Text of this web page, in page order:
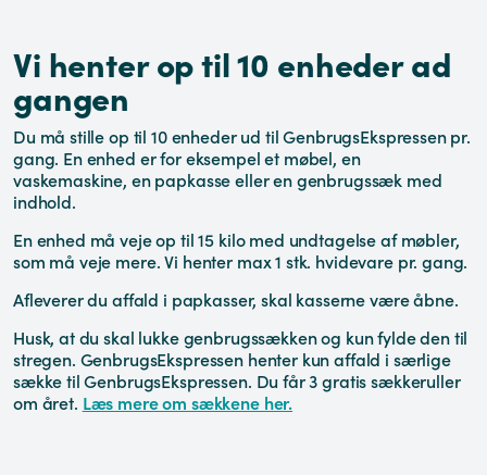
Vi henter op til 10 enheder ad
gangen
Du må stille op til 10 enheder ud til GenbrugsEkspressen pr.
gang. En enhed er for eksempel et møbel, en
vaskemaskine, en papkasse eller en genbrugssæk med
indhold.
En enhed må veje op til 15 kilo med undtagelse af møbler,
som må veje mere. Vi henter max 1 stk. hvidevare pr. gang.
Afleverer du affald i papkasser, skal kasserne være åbne.
Husk, at du skal lukke genbrugssækken og kun fylde den til
stregen. GenbrugsEkspressen henter kun affald i særlige
sække til GenbrugsEkspressen. Du får 3 gratis sækkeruller
om året. Læs mere om sækkene her.